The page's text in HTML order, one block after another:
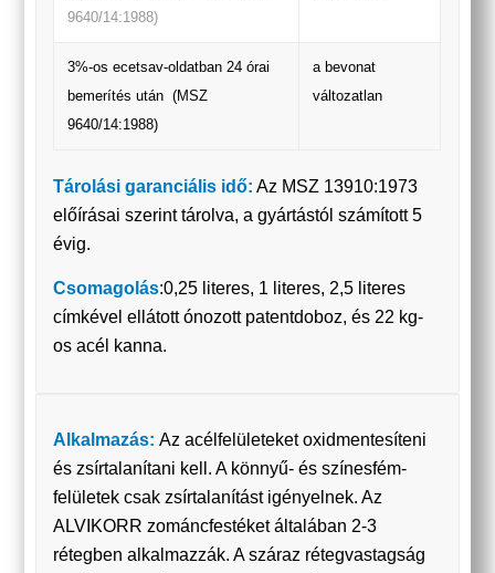
9640/14:1988)
3%-os ecetsav-oldatban 24 órai
bemerítés után (MSZ
9640/14:1988)
a bevonat
változatlan
Tárolási garanciális idő: Az MSZ 13910:1973
előírásai szerint tárolva, a gyártástól számított 5
évig.
Csomagolás:0,25 literes, 1 literes, 2,5 literes
címkével ellátott ónozott patentdoboz, és 22 kg-
os acél kanna.
Alkalmazás:Az acélfelületeket oxidmentesíteni
és zsírtalanítani kell. A könnyű- és színesfém-
felületek csak zsírtalanítást igényelnek. Az
ALVIKORR zománcfestéket általában 2-3
rétegben alkalmazzák. A száraz rétegvastagság